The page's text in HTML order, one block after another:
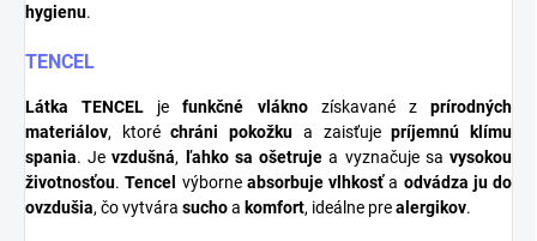
hygienu.
TENCEL
Látka TENCEL jefunkčné vláknozískavané zprírodných
materiálov, ktoréchráni pokožku a zaisťujepríjemnú klímu
spania. Jevzdušná, ľahko sa ošetruje a vyznačuje savysokou
životnosťou.Tencel výborne absorbuje vlhkosťa odvádza ju do
ovzdušia, čo vytvára suchoa komfort, ideálne prealergikov.